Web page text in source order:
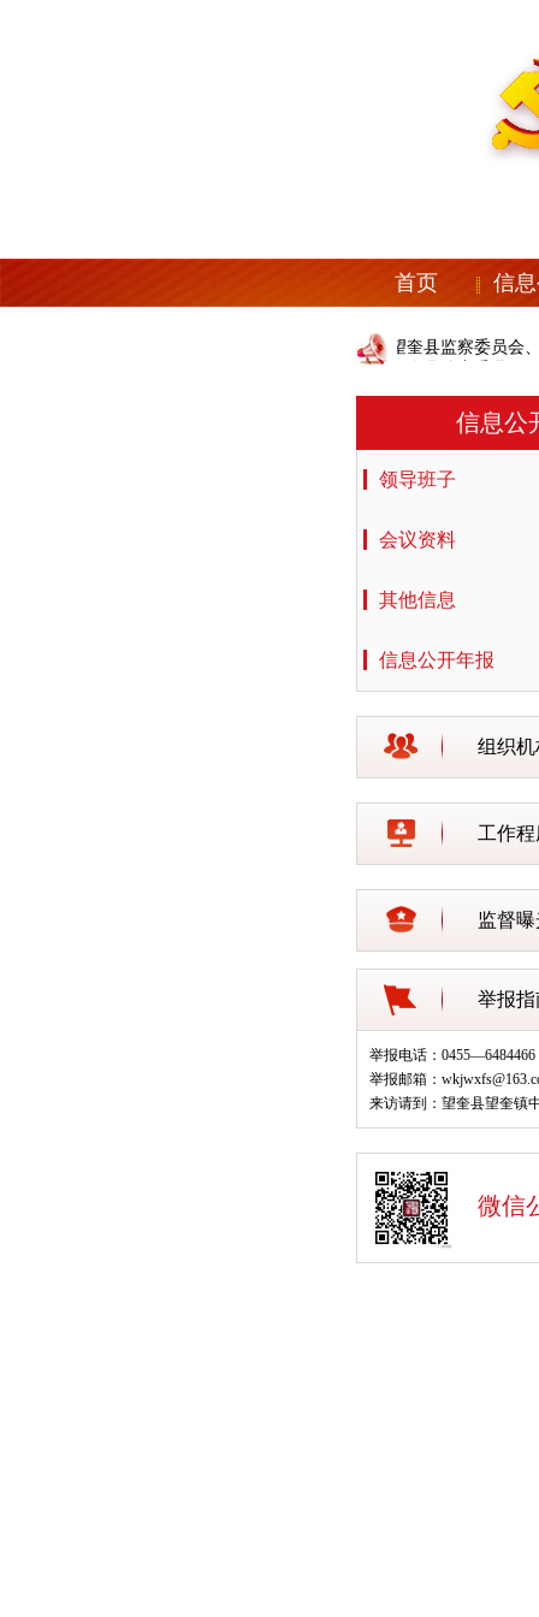
首页 信
中共望奎县纪委机关、望奎县监察委员会、
中共望奎县纪委机关、望奎县监察委员会、
信息公
领导班子
会议资料
其他信息
信息公开年报
组织机
工作
监督
举报指
举报电话：0455—6484466
举报邮箱：
来访请到：望奎县望奎镇
微信